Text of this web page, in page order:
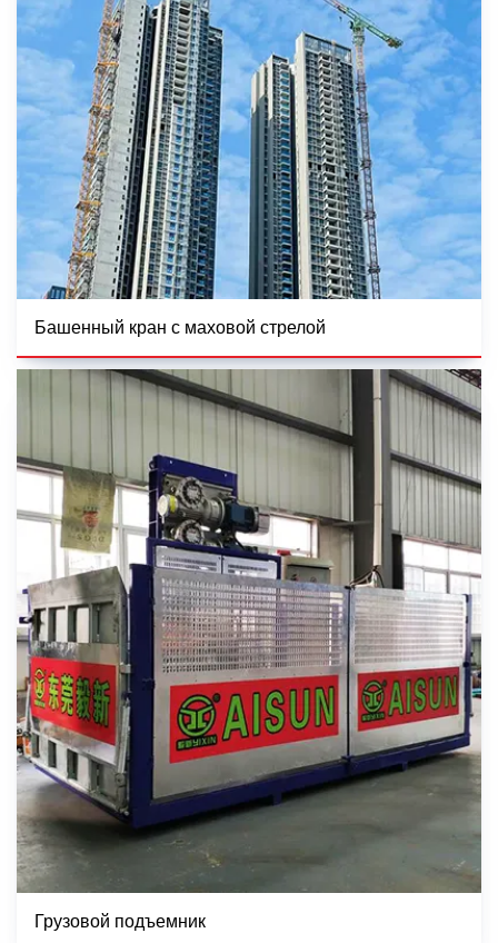
Башенный кран с маховой стрелой
Грузовой подъемник